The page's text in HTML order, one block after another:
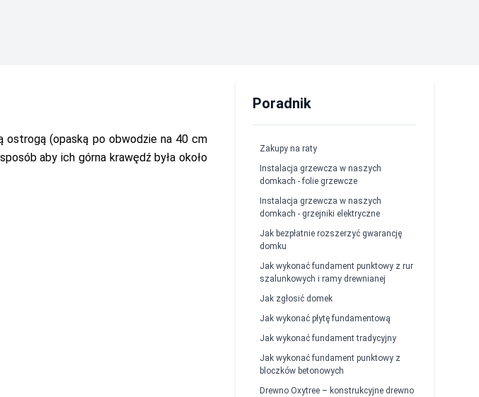
ostrogą (opaską po obwodzie na 40 cm
aby ich górna krawędź była około
Poradnik
Zakupy na raty
Instalacja grzewcza w naszych
domkach - folie grzewcze
Instalacja grzewcza w naszych
domkach - grzejniki elektryczne
Jak bezpłatnie rozszerzyć gwarancję
domku
Jak wykonać fundament punktowy z rur
szalunkowych i ramy drewnianej
Jak zgłosić domek
Jak wykonać płytę fundamentową
Jak wykonać fundament tradycyjny
Jak wykonać fundament punktowy z
bloczków betonowych
Drewno Oxytree – konstrukcyjne drewno